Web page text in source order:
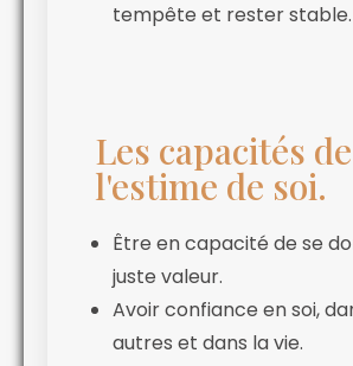
tempête et rester stable.
Les capacités de
l'estime de soi.
Être en capacité de se
juste valeur.
Avoir confiance en soi,
autres et dans la vie.